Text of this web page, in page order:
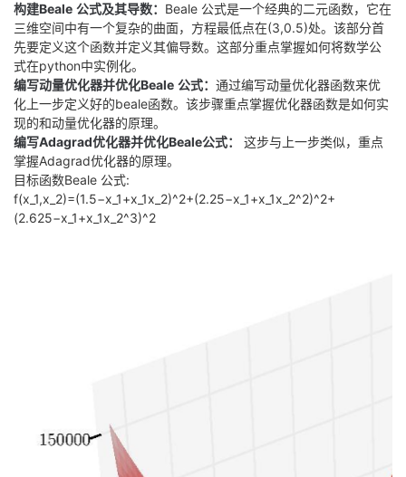
动
关
注
的
开
发
者
学
我
的
Programs
我
的
支
持
构建Beale 公式及其导数： Beale 公式是一个经典的二元函数，它在
三维空间中有一个复杂的曲面，方程最低点在(3,0.5)处。该部分首
先要定义这个函数并定义其偏导数。这部分重点掌握如何将数学公
式在python中实例化。
编写动量优化器并优化Beale 公式： 通过编写动量优化器函数来优
化上一步定义好的beale函数。该步骤重点掌握优化器函数是如何实
现的和动量优化器的原理。
编写Adagrad优化器并优化Beale公式：
这步与上一步类似，重点
掌握Adagrad优化器的原理。
目标函数Beale 公式:
f(x_1,x_2)=(1.5−x_1+x_1x_2)^2+(2.25−x_1+x_1x_2^2)^2+
(2.625−x_1+x_1x_2^3)^2